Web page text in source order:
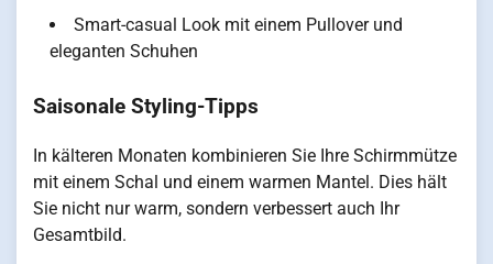
Smart-casual Look mit einem Pullover und
eleganten Schuhen
Saisonale Styling-Tipps
In kälteren Monaten kombinieren Sie Ihre Schirmmütze
mit einem Schal und einem warmen Mantel. Dies hält
Sie nicht nur warm, sondern verbessert auch Ihr
Gesamtbild.